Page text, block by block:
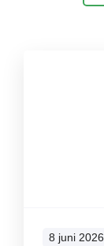
8 juni 2026